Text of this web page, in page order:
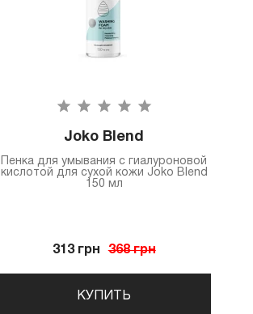
Joko Blend
Пенка для умывания с гиалуроновой
кислотой для сухой кожи Joko Blend
150 мл
313 грн 368 грн
КУПИТЬ